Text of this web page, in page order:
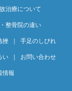
治療について
整骨院の違い
挫 手足のしびれ
い お問い合わせ
情報